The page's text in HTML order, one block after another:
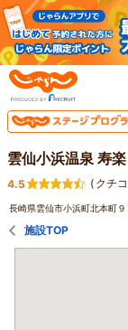
雲仙小浜温泉 寿
4.5 ( クチ
長崎県雲仙市小浜町北本町９
施設TOP